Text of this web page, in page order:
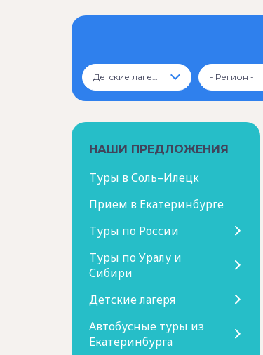
Детские лагеря - Регион -
НАШИ ПРЕДЛОЖЕНИЯ
Туры в Соль–Илецк
Прием в Екатеринбурге
Туры по России
Туры по Уралу и
Сибири
Детские лагеря
Автобусные туры из
Екатеринбурга
в Соль-